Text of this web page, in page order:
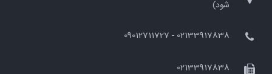
شود)
02133917838 - 09012711727
02133917838